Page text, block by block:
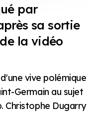
par
sa sortie
la vidéo
vive polémique
Germain au sujet
Christophe Dugarry